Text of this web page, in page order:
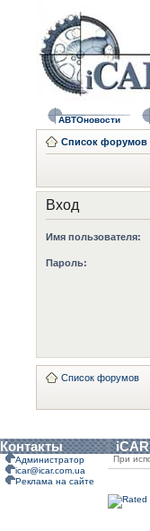
АВТОновости
Список форумов
Вход
Имя пользователя:
Пароль:
Список форумов
Контакты
Администратор
icar@icar.com.ua
Реклама на сайте
При